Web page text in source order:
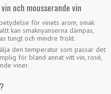
med en elegant
kan ställas in från 5–18 °C,
annat vitt vin, rosé,
in mer exakt.
och mousserande vin
för vinets arom, smak
kan smaknyanserna dämpas,
tungt och mindre friskt.
den temperatur som passar det
för bland annat vitt vin, rosé,
viner.